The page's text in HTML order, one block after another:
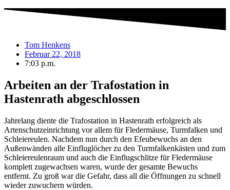
Tom Henkens
Februar 22, 2018
7:03 p.m.
Arbeiten an der Trafostation in
Hastenrath abgeschlossen
Jahrelang diente die Trafostation in Hastenrath erfolgreich als
Artenschutzeinrichtung vor allem für Fledermäuse, Turmfalken und
Schleiereulen. Nachdem nun durch den Efeubewuchs an den
Außenwänden alle Einfluglöcher zu den Turmfalkenkästen und zum
Schleiereulenraum und auch die Einflugschlitze für Fledermäuse
komplett zugewachsen waren, wurde der gesamte Bewuchs
entfernt. Zu groß war die Gefahr, dass all die Öffnungen zu schnell
wieder zuwuchern würden.